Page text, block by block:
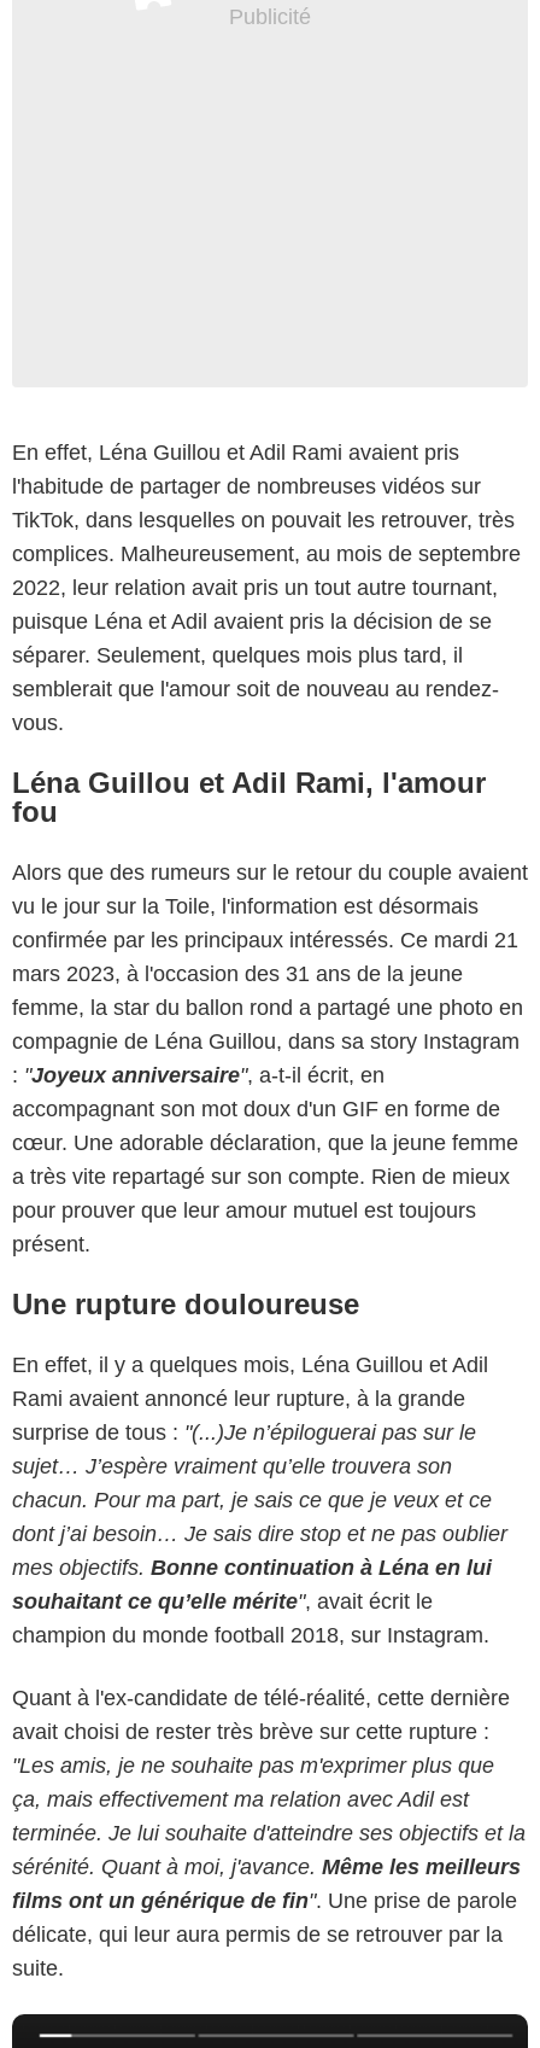
En effet, Léna Guillou et Adil Rami avaient pris
l'habitude de partager de nombreuses vidéos sur
TikTok, dans lesquelles on pouvait les retrouver, très
complices. Malheureusement, au mois de septembre
2022, leur relation avait pris un tout autre tournant,
puisque Léna et Adil avaient pris la décision de se
séparer. Seulement, quelques mois plus tard, il
semblerait que l'amour soit de nouveau au rendez-
vous.
Léna Guillou et Adil Rami, l'amour
fou
Alors que des rumeurs sur le retour du couple avaient
vu le jour sur la Toile, l'information est désormais
confirmée par les principaux intéressés. Ce mardi 21
mars 2023, à l'occasion des 31 ans de la jeune
femme, la star du ballon rond a partagé une photo en
compagnie de Léna Guillou, dans sa story Instagram
: "Joyeux anniversaire", a-t-il écrit, en
accompagnant son mot doux d'un GIF en forme de
cœur. Une adorable déclaration, que la jeune femme
a très vite repartagé sur son compte. Rien de mieux
pour prouver que leur amour mutuel est toujours
présent.
Une rupture douloureuse
En effet, il y a quelques mois, Léna Guillou et Adil
Rami avaient annoncé leur rupture, à la grande
surprise de tous : "(...)Je n’épiloguerai pas sur le
sujet… J’espère vraiment qu’elle trouvera son
chacun. Pour ma part, je sais ce que je veux et ce
dont j’ai besoin… Je sais dire stop et ne pas oublier
mes objectifs. Bonne continuation à Léna en lui
souhaitant ce qu’elle mérite", avait écrit le
champion du monde football 2018, sur Instagram.
Quant à l'ex-candidate de télé-réalité, cette dernière
avait choisi de rester très brève sur cette rupture :
"Les amis, je ne souhaite pas m'exprimer plus que
ça, mais effectivement ma relation avec Adil est
terminée. Je lui souhaite d'atteindre ses objectifs et la
sérénité. Quant à moi, j'avance. Même les meilleurs
films ont un générique de fin". Une prise de parole
délicate, qui leur aura permis de se retrouver par la
suite.
Instagram - Adil Rami
Instagram - Adil Rami